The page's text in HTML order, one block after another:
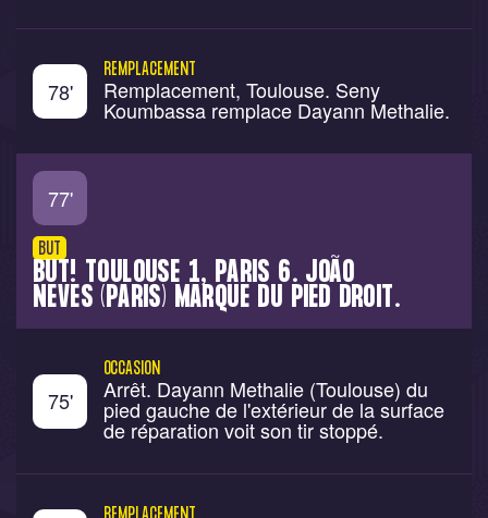
78'
REMPLACEMENT
Remplacement, Toulouse. Seny
Koumbassa remplace Dayann Methalie.
77'
BUT
BUT! TOULOUSE 1, PARIS 6. JOÃO
NEVES (PARIS) MARQUE DU PIED DROIT.
75'
OCCASION
Arrêt. Dayann Methalie (Toulouse) du
pied gauche de l'extérieur de la surface
de réparation voit son tir stoppé.